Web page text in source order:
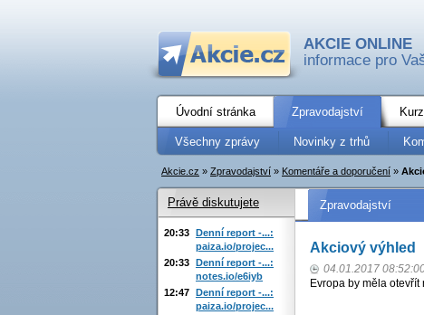
AKCIE ONLINE
informace pro
Úvodní stránka Zpravodajství
Všechny zprávy Novinky z trhů
Akcie.cz » Zpravodajství » Komentáře a doporučení »
Zpravodajství
Akciový výhled
04.01.2017
Evropa by měla otevřít
Právě diskutujete
20:33 Denní report -...:
paiza.io/projec...
20:33 Denní report -...:
notes.io/e6iyb
12:47 Denní report -...:
paiza.io/projec...